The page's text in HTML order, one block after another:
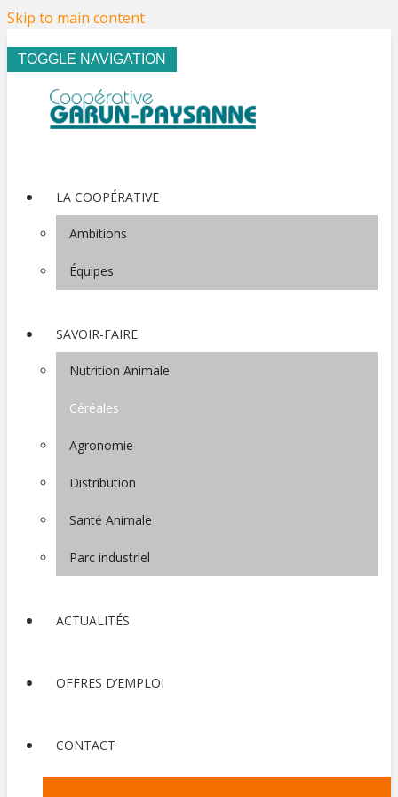
Skip to main content
TOGGLE NAVIGATION
LA COOPÉRATIVE
Ambitions
Équipes
SAVOIR-FAIRE
Nutrition Animale
Céréales
Agronomie
Distribution
Santé Animale
Parc industriel
ACTUALITÉS
OFFRES D’EMPLOI
CONTACT